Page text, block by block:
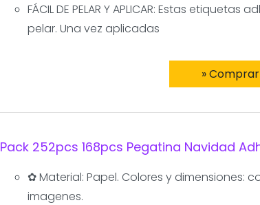
FÁCIL DE PELAR Y APLICAR: Estas
pelar. Una vez aplicadas
» Comprar
Pack 252pcs 168pcs Pegatina Navidad
✿ Material: Papel. Colores y dimensiones:
imagenes.